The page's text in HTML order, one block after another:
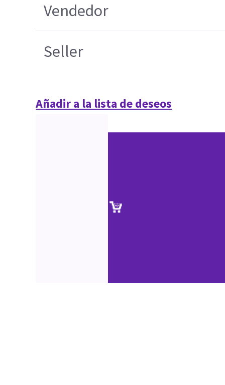
Vendedor
Seller
Añadir a la lista de deseos